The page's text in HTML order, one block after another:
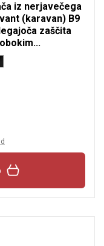
iz nerjavečega
(karavan) B9
zaščita